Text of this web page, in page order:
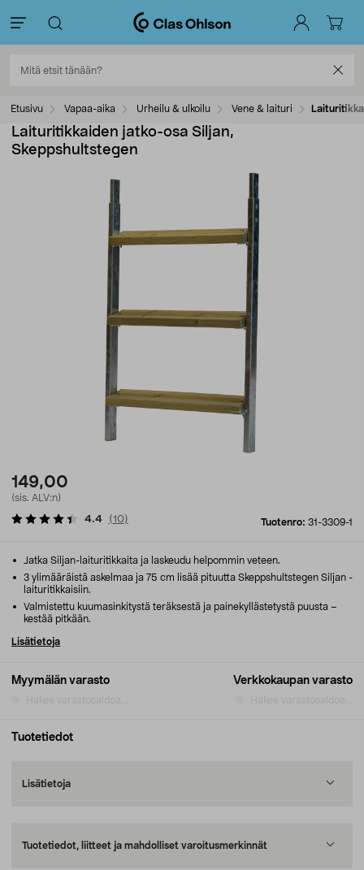
Etusivu Vapaa-aika Urheilu & ulkoilu Vene & laituri
Laituritikkaiden jatko-osa Siljan,
Skeppshultstegen
149,00
(sis. ALV:n)
Tuotenro: 31-3309-1
4.4 (10)
Myymälän varasto Verkkokaupan varasto
Jatka Siljan-laituritikkaita ja laskeudu helpommin veteen.
3 ylimääräistä askelmaa ja 75 cm lisää pituutta Skeppshultstegen Siljan -
laituritikkaisiin.
Valmistettu kuumasinkitystä teräksestä ja painekyllästetystä puusta –
kestää pitkään.
Lisätietoja
Tuotetiedot
Lisätietoja
Tuotetiedot, liitteet ja mahdolliset varoitusmerkinnät